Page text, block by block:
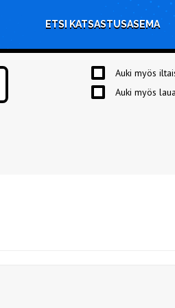
ETSI KATSASTUSASEMA
Auki myös
Auki myös